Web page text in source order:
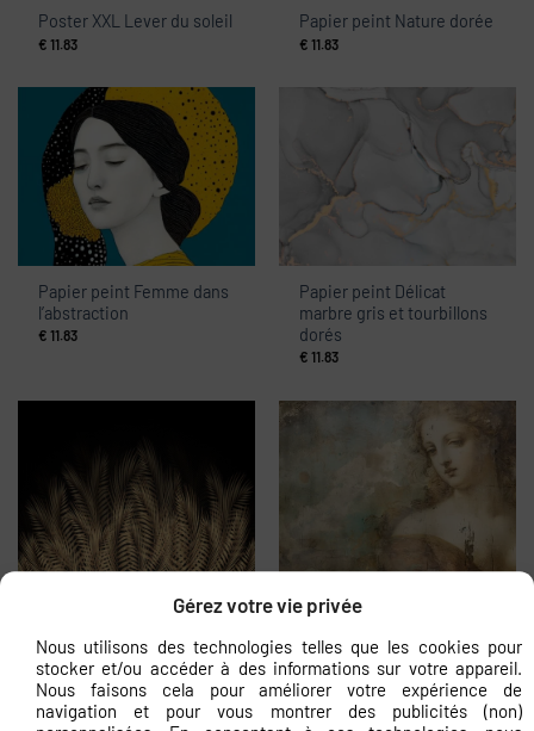
Gérez votre vie privée
Nous utilisons des technologies telles que les cookies pour
stocker et/ou accéder à des informations sur votre appareil.
Nous faisons cela pour améliorer votre expérience de
navigation et pour vous montrer des publicités (non)
Poster XXL Lever du soleil
€ 11.83
Papier peint Nature dorée
€ 11.83
Papier peint Femme dans
l’abstraction
€ 11.83
Papier peint Délicat
marbre gris et tourbillons
dorés
€ 11.83
Papier peint Noir élégant
Papier peint Femme de la
€11.83